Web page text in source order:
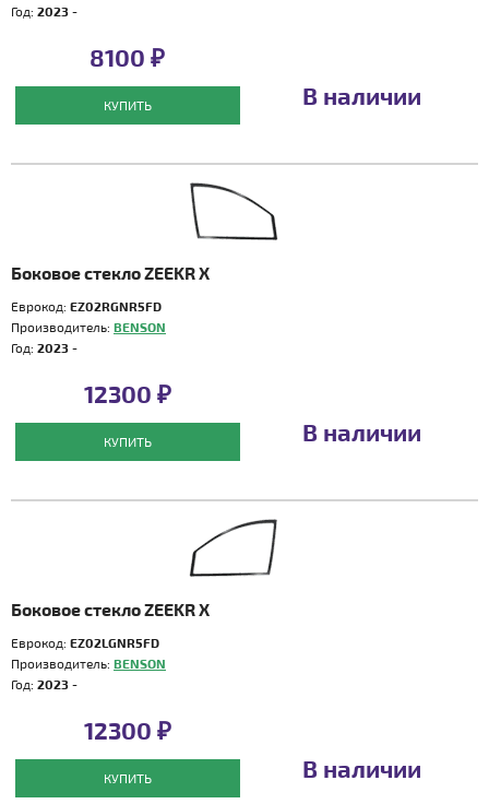
Год: 2023 -
8100 ₽
КУПИТЬ В наличии
Боковое стекло ZEEKR X
Еврокод: EZ02RGNR5FD
Производитель: BENSON
Год: 2023 -
12300 ₽
КУПИТЬ В наличии
Боковое стекло ZEEKR X
Еврокод: EZ02LGNR5FD
Производитель: BENSON
Год: 2023 -
12300 ₽
КУПИТЬ В наличии